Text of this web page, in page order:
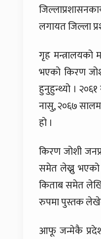
लगायत जिल्ला
गृह मन्त्रालयको
भएको किरण
हुनुहुन्थ्यो ।
नासु, २०६७
हो ।
किरण जोशी
समेत लेख्नु भएको
किताब समेत
रुपमा पुस्तक
आफू जन्मेकै